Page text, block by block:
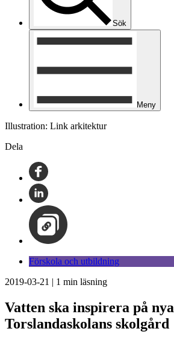
Sök
Meny
Illustration: Link arkitektur
Dela
Förskola och utbildning
2019-03-21 | 1 min läsning
Vatten ska inspirera på nya
Torslandaskolans skolgård